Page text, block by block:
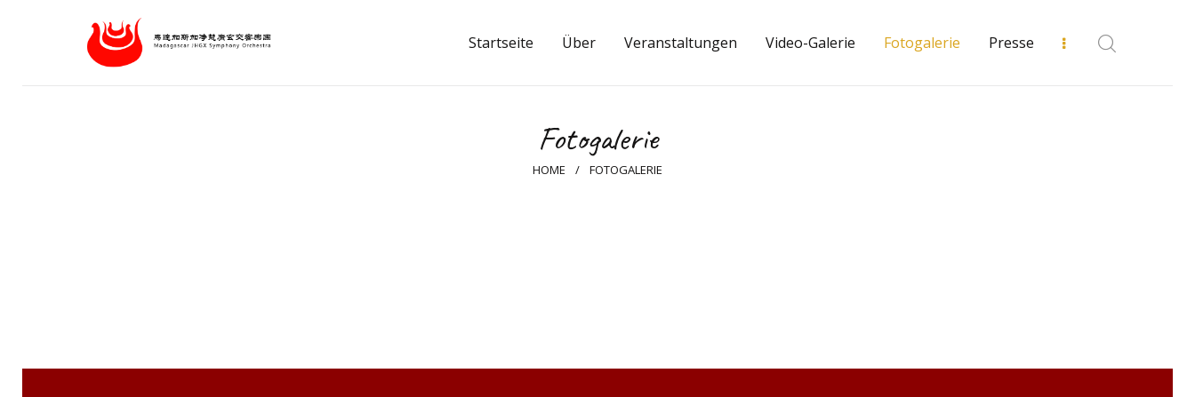
Startseite Über Veranstaltungen Video-Galerie Fotogalerie Presse
Fotogalerie
HOME FOTOGALERIE
Video-Galerie
Deutsch